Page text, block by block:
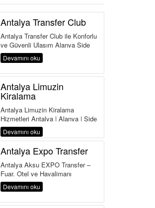
Antalya Transfer Club
Antalya Transfer Club ile Konforlu
ve Güvenli Ulaşım Alanya Side
Manavgat Belek Kemer Kundu
Lara Antalya Havalima...
Devamını oku
Antalya Limuzin
Kiralama
Antalya Limuzin Kiralama
Hizmetleri Antalya | Alanya | Side
| Belek | Kemer | Lara | Kundu |
Land of Legends Antalya,...
Devamını oku
Antalya Expo Transfer
Antalya Aksu EXPO Transfer –
Fuar, Otel ve Havalimanı
Transferinde Güvenilir Adres
Antalya Aksu Transfer Hi...
Devamını oku